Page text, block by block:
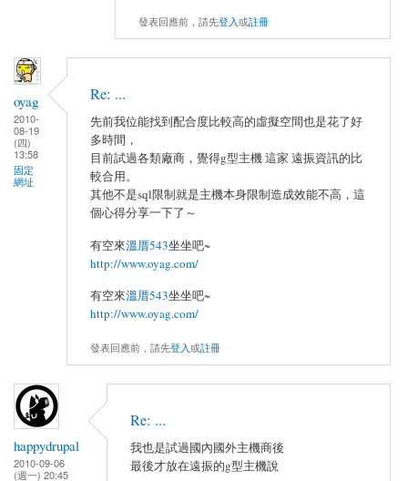
發表回應前，請先登入或註冊
oyag
2010-
08-19
(四)
13:58
固定
網址
Re: ...
先前我位能找到配合度比較高的虛擬空間也是花了好
多時間，
目前試過各類廠商，覺得g型主機 這家 遠振資訊的比
較合用。
其他不是sql限制就是主機本身限制造成效能不高，這
個心得分享一下了～
有空來溫厝543坐坐吧~
http://www.oyag.com/
有空來溫厝543坐坐吧~
http://www.oyag.com/
發表回應前，請先登入或註冊
happydrupal
2010-09-06
(週一) 20:45
Re: ...
我也是試過國內國外主機商後
最後才放在遠振的g型主機說